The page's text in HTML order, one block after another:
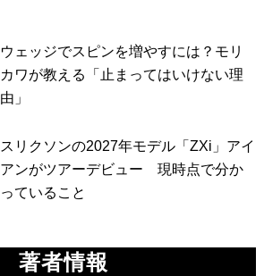
ウェッジでスピンを増やすには？モリ
カワが教える「止まってはいけない理
由」
スリクソンの2027年モデル「ZXi」アイ
アンがツアーデビュー 現時点で分か
っていること
著者情報